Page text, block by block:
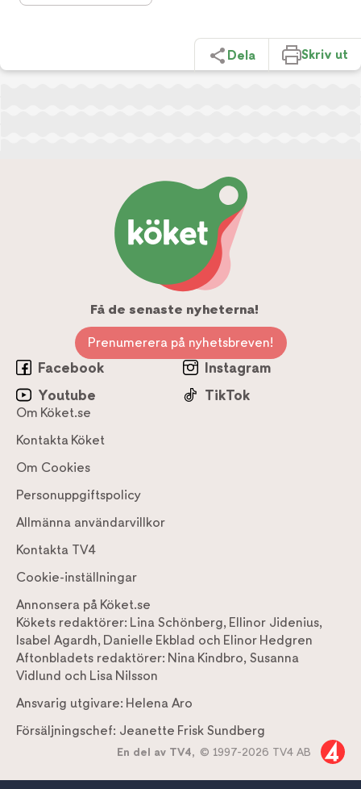
Dela Skriv ut
Få de senaste nyheterna!
Prenumerera på nyhetsbreven!
Facebook
Instagram
Youtube
TikTok
Om Köket.se
Kontakta Köket
Om Cookies
Personuppgiftspolicy
Allmänna användarvillkor
Kontakta TV4
Cookie-inställningar
Annonsera på Köket.se
Kökets redaktörer: Lina Schönberg, Ellinor Jidenius,
Isabel Agardh, Danielle Ekblad och Elinor Hedgren
Aftonbladets redaktörer: Nina Kindbro, Susanna
Vidlund och Lisa Nilsson
Ansvarig utgivare: Helena Aro
Försäljningschef: Jeanette Frisk Sundberg
En del av TV4, © 1997-2026 TV4 AB